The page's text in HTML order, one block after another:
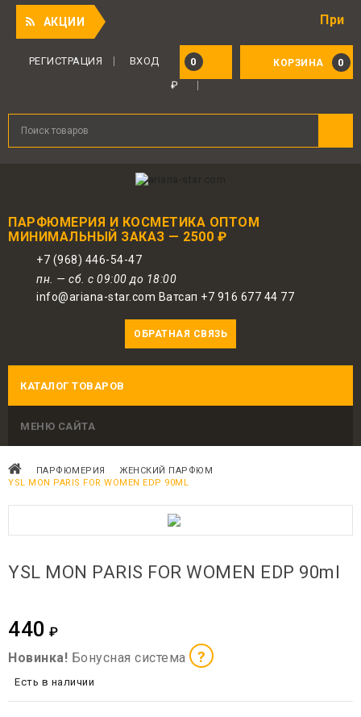
АКЦИИ Приятный
КОРЗИНА 0
0
РЕГИСТРАЦИЯ
ВХОД
₽
ПАРФЮМЕРИЯ И КОСМЕТИКА ОПТОМ
МИНИМАЛЬНЫЙ ЗАКАЗ — 2500 ₽
+7 (968) 446-54-47
пн. — сб. с 09:00 до 18:00
info@ariana-star.com Ватсап +7 916 677 44 77
ОБРАТНАЯ СВЯЗЬ
КАТАЛОГ ТОВАРОВ
МЕНЮ САЙТА
ПАРФЮМЕРИЯ
ЖЕНСКИЙ ПАРФЮМ
YSL MON PARIS FOR WOMEN EDP 90ML
YSL MON PARIS FOR WOMEN EDP 90ml
440 ₽
Новинка! Бонусная система ?
Для авторизованных пользователей
предоставляется 1 бонус за 100 руб.
от совершенной покупки. Бонусами
Есть в наличии